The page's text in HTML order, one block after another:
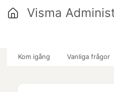
Kom igång Vanliga frågor
Visma